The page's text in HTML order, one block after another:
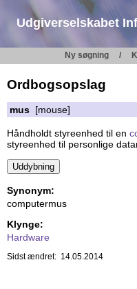
Udgiverselskabet
Ny søgning
Ordbogsopslag
mus [mouse]
Håndholdt styreenhed til en
styreenhed til personlige
Synonym:
computermus
Klynge:
Hardware
Sidst ændret: 14.05.2014